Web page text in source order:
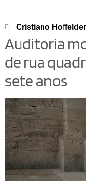
Cristiano Hoffelder
Auditoria
de rua
sete anos